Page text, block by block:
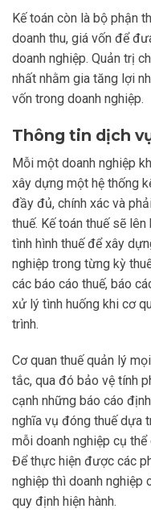
Kế toán còn là bộ phận
doanh thu, giá vốn để
doanh nghiệp. Quản trị
nhất nhằm gia tăng lợi
vốn trong doanh nghiệp.
Thông tin dịch
Mỗi một doanh nghiệp
xây dựng một hệ thống
đầy đủ, chính xác và
thuế. Kế toán thuế sẽ
tình hình thuế để xây
nghiệp trong từng kỳ
các báo cáo thuế, báo
xử lý tình huống khi cơ
trình.
Cơ quan thuế quản lý
tắc, qua đó bảo vệ tính
cạnh những báo cáo
nghĩa vụ đóng thuế dựa
mỗi doanh nghiệp cụ
Để thực hiện được các
nghiệp thì doanh nghiệp
quy định hiện hành.